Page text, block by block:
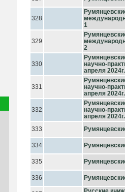
328
1
329
2
330
научно-
апреля
331
научно-
апреля
332
научно-
апреля
333
334
335
336